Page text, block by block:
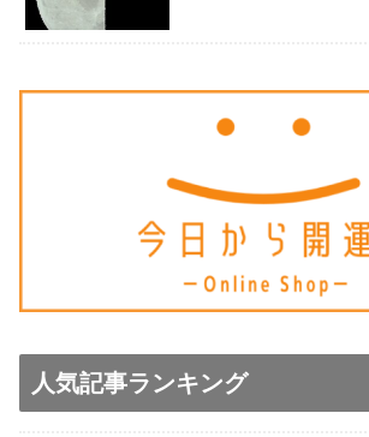
人気記事ランキング